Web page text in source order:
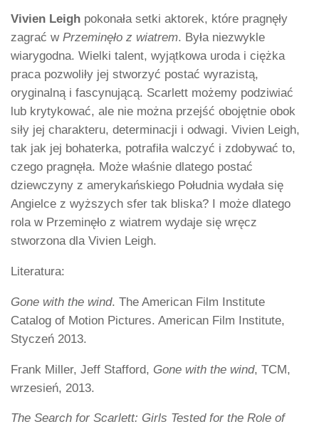
Vivien Leigh pokonała setki aktorek, które pragnęły
zagrać w Przeminęło z wiatrem. Była niezwykle
wiarygodna. Wielki talent, wyjątkowa uroda i ciężka
praca pozwoliły jej stworzyć postać wyrazistą,
oryginalną i fascynującą. Scarlett możemy podziwiać
lub krytykować, ale nie można przejść obojętnie obok
siły jej charakteru, determinacji i odwagi. Vivien Leigh,
tak jak jej bohaterka, potrafiła walczyć i zdobywać to,
czego pragnęła. Może właśnie dlatego postać
dziewczyny z amerykańskiego Południa wydała się
Angielce z wyższych sfer tak bliska? I może dlatego
rola w Przeminęło z wiatrem wydaje się wręcz
stworzona dla Vivien Leigh.
Literatura:
Gone with the wind. The American Film Institute
Catalog of Motion Pictures. American Film Institute,
Styczeń 2013.
Frank Miller, Jeff Stafford, Gone with the wind, TCM,
wrzesień, 2013.
The Search for Scarlett: Girls Tested for the Role of